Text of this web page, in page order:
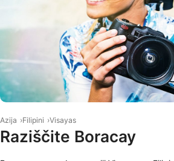
Azija Filipini Visayas
Raziščite Boracay